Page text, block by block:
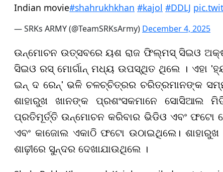
Indian movie#shahrukhkhan #kajol #DDLJ
— SRKs ARMY (@TeamSRKsArmy) December 4, 2025
ଉନ୍ମୋଚନ ଉତ୍ସବରେ ୟଶ ରାଜ ଫିଲ୍ମସ୍ ସିଇଓ
ସିଇଓ ରସ୍ ମୋର୍ଗାନ୍ ମଧ୍ୟ ଉପସ୍ଥିତ ଥିଲେ । ଏହା
ଇନ୍ ଦ ରେନ୍' ଭଳି ଚଳଚ୍ଚିତ୍ରର ଚରିତ୍ରମାନଙ୍କ
ଶାହାରୁଖ ଖାନଙ୍କ ପ୍ରଶଂସକମାନେ ସୋସିଆଲ
ପ୍ରତିମୂର୍ତ୍ତି ଉନ୍ମୋଚନ କରିବାର ଭିଡିଓ ଏବଂ ଫଟୋ
ଏବଂ କାଜୋଲ ଏକାଠି ଫଟୋ ଉଠାଇଥିଲେ।
ଶାଢ଼ୀରେ ସୁନ୍ଦର ଦେଖାଯାଉଥିଲେ ।